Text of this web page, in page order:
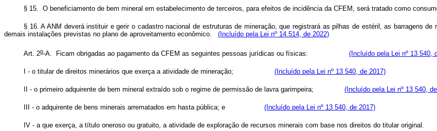
§ 15. O beneficiamento de bem mineral em estabelecimento de terceiros, para efeitos de incidência da CFEM, será tratado
§ 16. A ANM deverá instituir e gerir o cadastro nacional de estruturas de mineração, que registrará as pilhas de estéril, as barragens
demais instalações previstas no plano de aproveitamento econômico. (Incluído pela Lei nº 14.514, de 2022)
Art. 2o-A. Ficam obrigadas ao pagamento da CFEM as seguintes pessoas jurídicas ou físicas: (Incluído pela Lei nº 13 540,
I - o titular de direitos minerários que exerça a atividade de mineração; (Incluído pela Lei nº 13 540, de 2017)
II - o primeiro adquirente de bem mineral extraído sob o regime de permissão de lavra garimpeira; (Incluído pela Lei nº 13 540,
III - o adquirente de bens minerais arrematados em hasta pública; e (Incluído pela Lei nº 13 540, de 2017)
IV - a que exerça, a título oneroso ou gratuito, a atividade de exploração de recursos minerais com base nos direitos do titular